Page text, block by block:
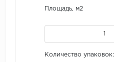
Площадь, м2
Количество упаковок: